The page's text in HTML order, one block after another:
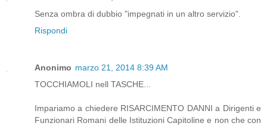
Senza ombra di dubbio "impegnati in un altro servizio".
Rispondi
Anonimo marzo 21, 2014 8:39 AM
TOCCHIAMOLI nell TASCHE...
Impariamo a chiedere RISARCIMENTO DANNI a Dirigenti e
Funzionari Romani delle Istituzioni Capitoline e non che con